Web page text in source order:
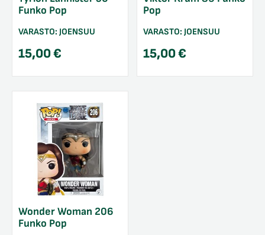
Funko Pop
VARASTO: JOENSUU
15,00€
Pop
VARASTO: JOENSUU
15,00€
Wonder Woman 206
Funko Pop